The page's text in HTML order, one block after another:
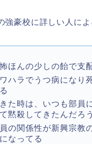
強豪校に詳しい人によ
ほんの少しの飴で支
ハラでうつ病になり
た時は、いつも部員
黙殺してきたんだろう
の関係性が新興宗教
なってる